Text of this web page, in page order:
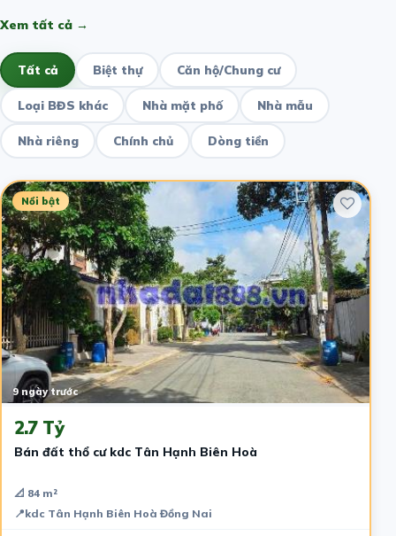
Xem tất cả →
Tất cả Biệt thự Căn hộ/Chung cư
Loại BĐS khác Nhà mặt phố Nhà mẫu
Nhà riêng Chính chủ Dòng tiền
Nổi bật
9 ngày trước
2.7 Tỷ
Bán đất thổ cư kdc Tân Hạnh Biên Hoà
📐 84 m²
📍kdc Tân Hạnh Biên Hoà Đồng Nai